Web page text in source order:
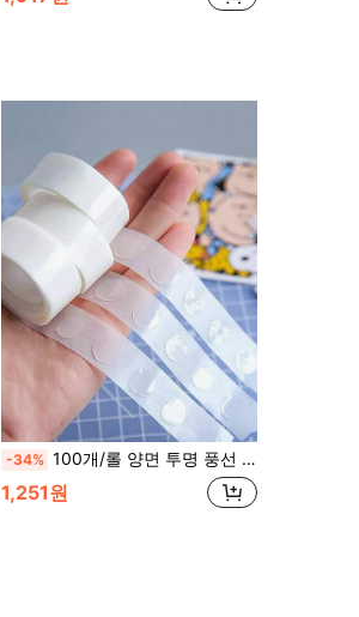
-34% 100개/롤 양면 투명 풍선 글루 도트, 웨딩 & 생일 장식용
1,251원